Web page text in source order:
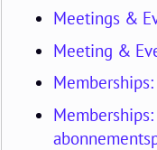
Meetings &
Meeting &